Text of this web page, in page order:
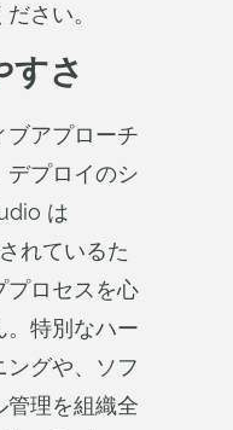
さい。
すさ
ブアプローチ
デプロイのシ
は
れているた
プロセスを心
。特別なハー
ングや、ソフ
管理を組織全